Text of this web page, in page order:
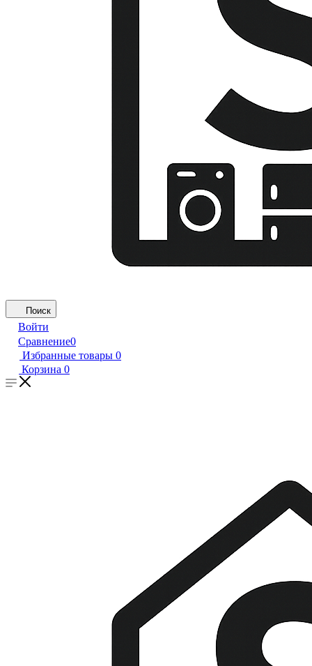
Поиск
Войти
Сравнение0
Избранные товары 0
Корзина 0